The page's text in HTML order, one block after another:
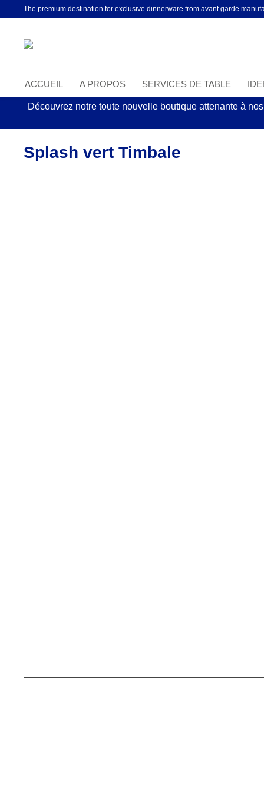
The premium destination for exclusive dinnerware from avant garde
ACCUEIL A PROPOS SERVICES DE TABLE
Découvrez notre toute nouvelle boutique attenante à
Splash vert Timbale